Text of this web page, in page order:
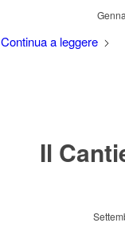
Continua a leggere
Il